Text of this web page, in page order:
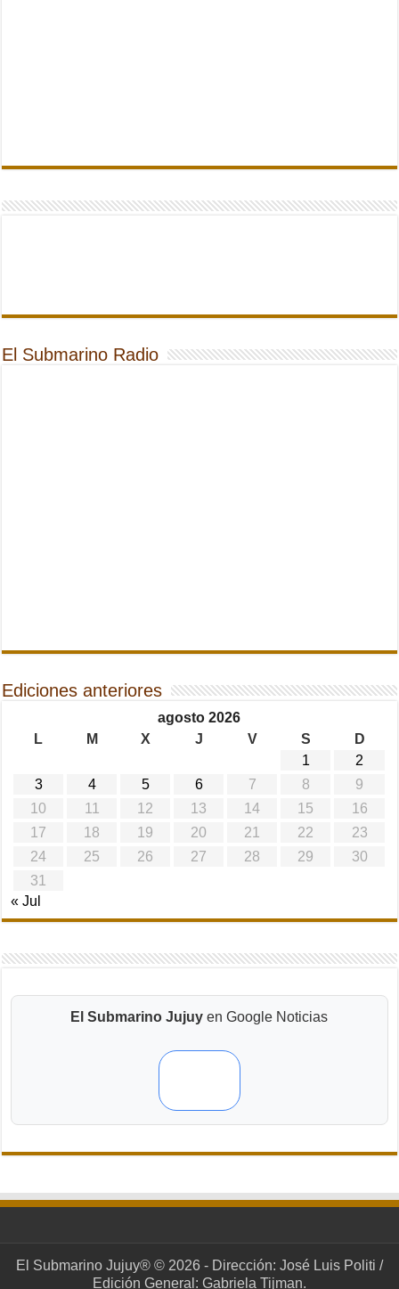
El Submarino Radio
Ediciones anteriores
agosto 2026
L
M X J V S
D
1
2
3
4 5 6 7 8
9
10
11 12 13 14 15
16
17
18 19 20 21 22
23
24
25 26 27 28 29
30
31
« Jul
El Submarino Jujuy en Google Noticias
El Submarino Jujuy® © 2026 - Dirección: José Luis Politi /
Edición General: Gabriela Tijman.